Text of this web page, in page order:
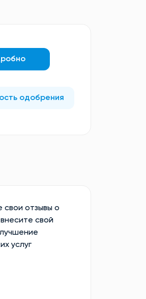
одобрения
свои отзывы о
свой
услуг